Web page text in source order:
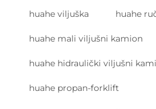
huahe viljuška huahe
huahe mali viljušni kamion
huahe hidraulički viljušni
huahe propan-forklift